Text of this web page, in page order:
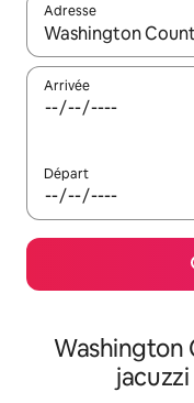
Adresse
Lorsque les
Arrivée
Départ
Washington